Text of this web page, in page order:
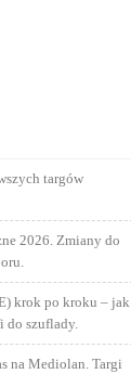
targów
2026. Zmiany do
krok po kroku – jak
do szuflady.
na Mediolan. Targi